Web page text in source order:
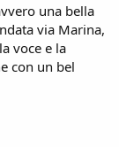
una bella
via Marina,
voce e la
con un bel